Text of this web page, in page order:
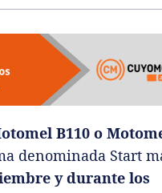
B110 o
denominada Start
y durante los